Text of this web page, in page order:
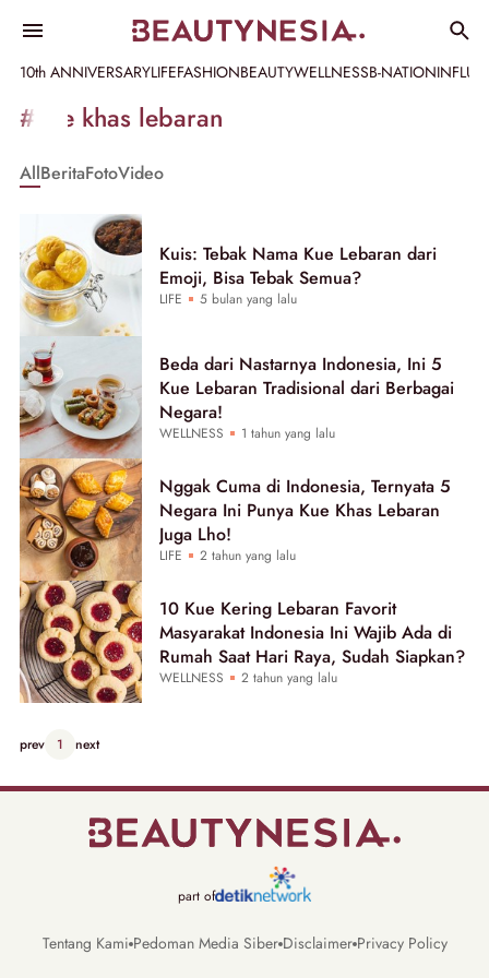
10th ANNIVERSARYLIFEFASHIONBEAUTYWELLNESSB-NATION
Informasi
[GET_DATA_TITLE]
Beautynesia
#kue khas lebaran
AllBeritaFotoVideo
Kuis: Tebak Nama Kue Lebaran dari
Emoji, Bisa Tebak Semua?
LIFE 5 bulan yang lalu
Beda dari Nastarnya Indonesia, Ini 5
Kue Lebaran Tradisional dari Berbagai
Negara!
WELLNESS 1 tahun yang lalu
Nggak Cuma di Indonesia, Ternyata 5
Negara Ini Punya Kue Khas Lebaran
Juga Lho!
LIFE 2 tahun yang lalu
10 Kue Kering Lebaran Favorit
Masyarakat Indonesia Ini Wajib Ada di
Rumah Saat Hari Raya, Sudah Siapkan?
WELLNESS 2 tahun yang lalu
prev 1 next
part of
Tentang Kami Pedoman Media Siber Disclaimer Privacy Policy